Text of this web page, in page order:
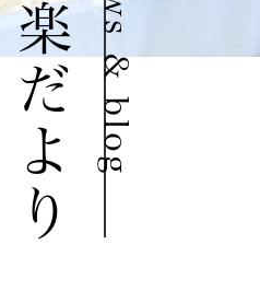
news & blog